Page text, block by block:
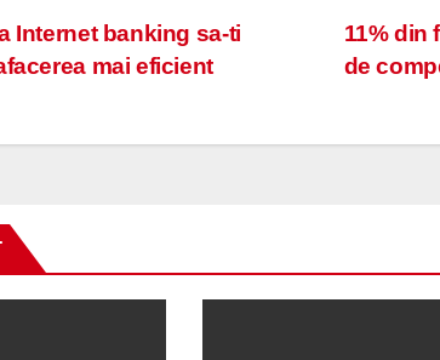
11% din
de
Internet banking sa-ti
mai eficient